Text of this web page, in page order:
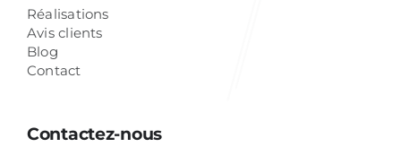
Réalisations
Avis clients
Blog
Contact
Contactez-nous